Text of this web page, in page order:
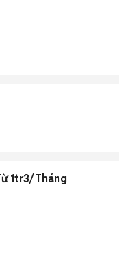
1tr3/Tháng